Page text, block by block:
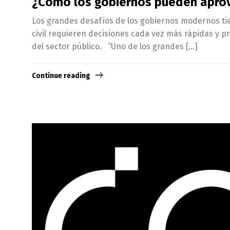
Los grandes desafíos de los gobiernos modernos
civil requieren decisiones cada vez más rápidas y
del sector público. “Uno de los grandes […]
Continue reading